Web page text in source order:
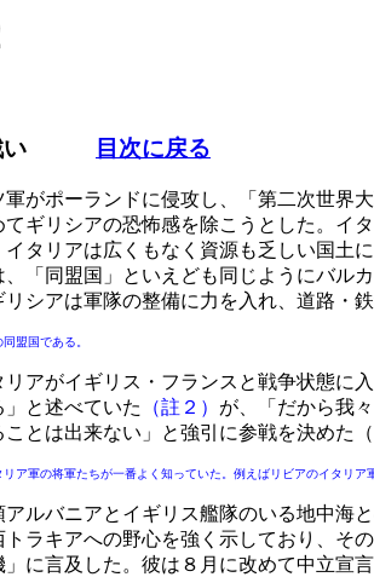
戦い 目次に戻る
がポーランドに侵攻し、「第二次世界
ギリシアの恐怖感を除こうとした。イ
タリアは広くもなく資源も乏しい国土
「同盟国」といえども同じようにバル
シアは軍隊の整備に力を入れ、道路・
盟国である。
アがイギリス・フランスと戦争状態に
と述べていた
（註２） が、「だから我
とは出来ない」と強引に参戦を決めた
軍の将軍たちが一番よく知っていた。例えばリビアのイタリア
ルバニアとイギリス艦隊のいる地中海
ラキアへの野心を強く示しており、そ
」に言及した。彼は８月に改めて中立